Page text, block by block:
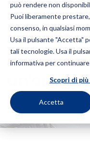
può rendere non
Puoi liberamente
consenso, in qualsiasi
Usa il pulsante "Accetta"
tali tecnologie. Usa il
informativa per
Scopri di
Accetta
The
way
HOME NEWS ANDY
Andy